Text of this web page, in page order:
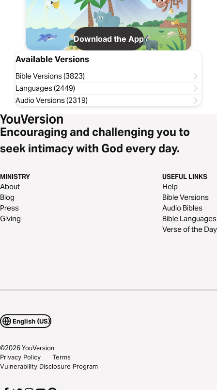
Download the App
Available Versions
Bible Versions (3823)
Languages (2449)
Audio Versions (2319)
Encouraging and challenging you to
seek intimacy with God every day.
MINISTRY
About
Blog
Press
Giving
USEFUL LINKS
Help
Bible Versions
Audio Bibles
Bible Languages
Verse of the Day
English (US)
©2026YouVersion
Privacy Policy
Terms
Vulnerability Disclosure Program